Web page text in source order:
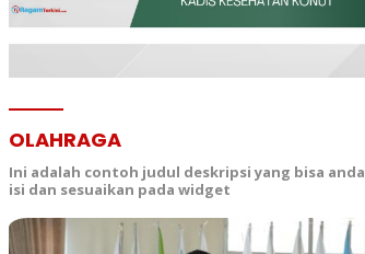
OLAHRAGA
Ini adalah contoh judul deskripsi yang bisa anda
isi dan sesuaikan pada widget